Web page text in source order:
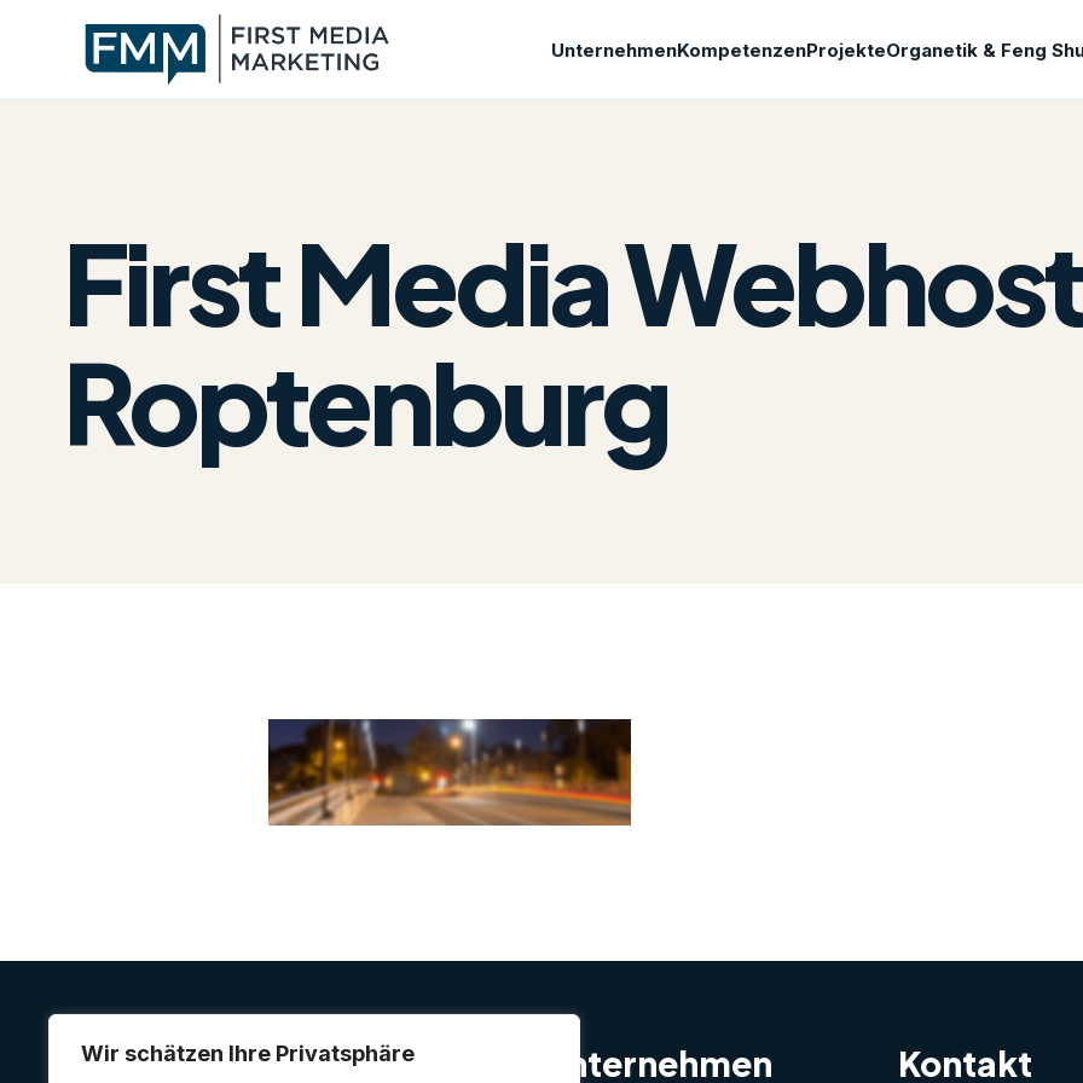
Wir schätzen Ihre Privatsphäre
UnternehmenKompetenzenProjekteOrganetik & Feng
First Media
Roptenburg
FIRST MEDIAMarketing GmbH Unternehmen Kontakt